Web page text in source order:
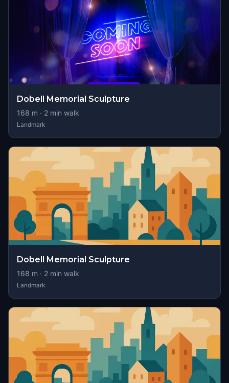
Dobell Memorial Sculpture
168 m · 2 min walk
Landmark
Dobell Memorial Sculpture
168 m · 2 min walk
Landmark